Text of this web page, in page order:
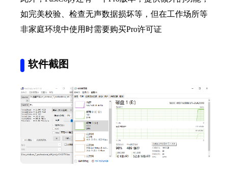
如完美校验、检查无声数据损坏等，但在工作场所等
非家庭环境中使用时需要购买Pro许可证
软件截图